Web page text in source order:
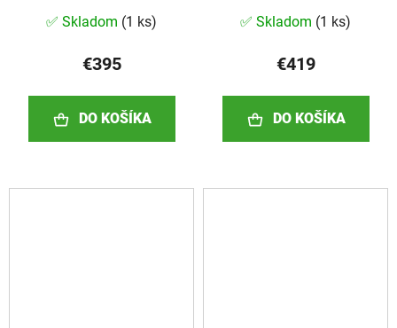
✅ Skladom (1 ks)
€395
DO KOŠÍKA
✅ Skladom (1 ks)
€419
DO KOŠÍKA